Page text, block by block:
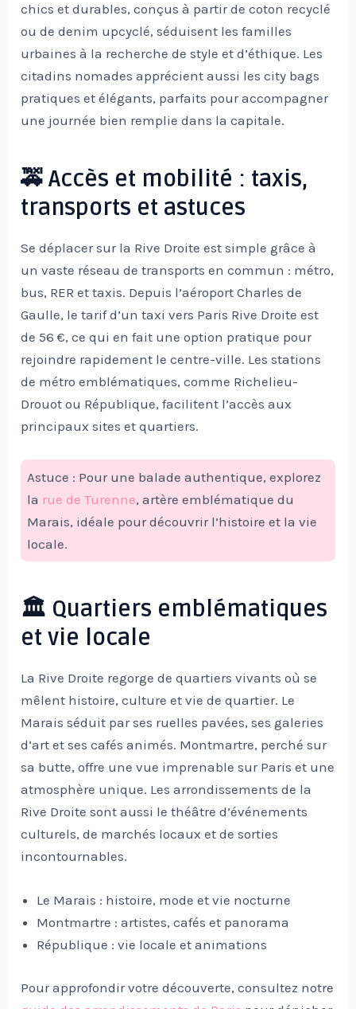
chics et durables, conçus à partir de coton recyclé
ou de denim upcyclé, séduisent les familles
urbaines à la recherche de style et d’éthique. Les
citadins nomades apprécient aussi les city bags
pratiques et élégants, parfaits pour accompagner
une journée bien remplie dans la capitale.
🚕 Accès et mobilité : taxis,
transports et astuces
Se déplacer sur la Rive Droite est simple grâce à
un vaste réseau de transports en commun : métro,
bus, RER et taxis. Depuis l’aéroport Charles de
Gaulle, le tarif d’un taxi vers Paris Rive Droite est
de 56 €, ce qui en fait une option pratique pour
rejoindre rapidement le centre-ville. Les stations
de métro emblématiques, comme Richelieu-
Drouot ou République, facilitent l’accès aux
principaux sites et quartiers.
Astuce : Pour une balade authentique, explorez
la rue de Turenne, artère emblématique du
Marais, idéale pour découvrir l’histoire et la vie
locale.
🏛️ Quartiers emblématiques
et vie locale
La Rive Droite regorge de quartiers vivants où se
mêlent histoire, culture et vie de quartier. Le
Marais séduit par ses ruelles pavées, ses galeries
d’art et ses cafés animés. Montmartre, perché sur
sa butte, offre une vue imprenable sur Paris et une
atmosphère unique. Les arrondissements de la
Rive Droite sont aussi le théâtre d’événements
culturels, de marchés locaux et de sorties
incontournables.
Le Marais : histoire, mode et vie nocturne
Montmartre : artistes, cafés et panorama
République : vie locale et animations
Pour approfondir votre découverte, consultez notre